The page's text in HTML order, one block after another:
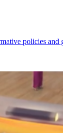
policies